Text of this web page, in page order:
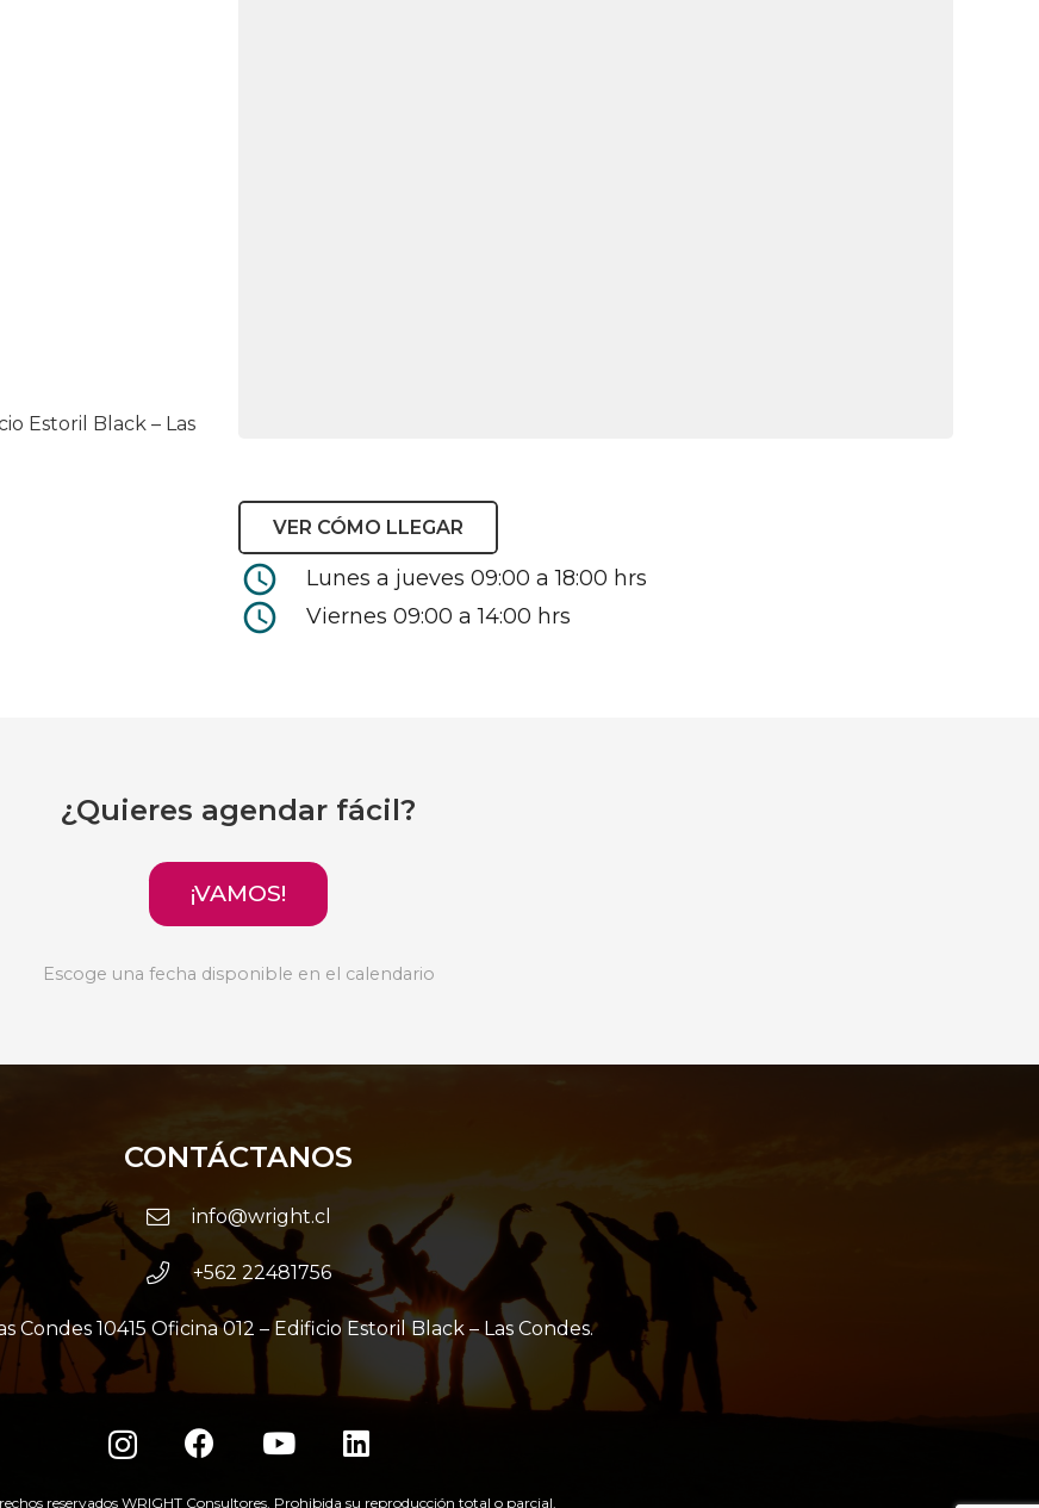
Estoril Black – Las
VER CÓMO LLEGAR
access_time Lunes a jueves 09:00 a 18:00 hrs
access_time Viernes 09:00 a 14:00 hrs
¿Quieres agendar fácil?
¡VAMOS!
Escoge una fecha disponible en el calendario
CONTÁCTANOS
info@wright.cl
+562 22481756
Condes 10415 Oficina 012 – Edificio Estoril Black – Las Condes.
reservados WRIGHT Consultores. Prohibida su reproducción total o parcial.